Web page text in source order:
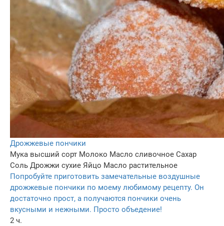
Дрожжевые пончики
Мука высший сорт Молоко Масло сливочное Сахар
Соль Дрожжи сухие Яйцо Масло растительное
Попробуйте приготовить замечательные воздушные
дрожжевые пончики по моему любимому рецепту. Он
достаточно прост, а получаются пончики очень
вкусными и нежными. Просто объедение!
2 ч.